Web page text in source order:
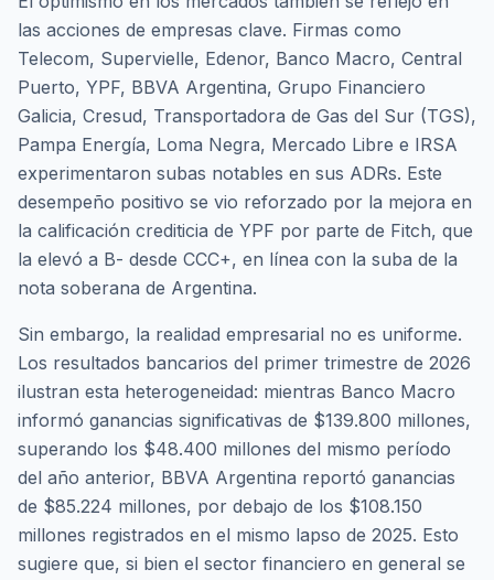
las acciones de empresas clave. Firmas como
Telecom, Supervielle, Edenor, Banco Macro, Central
Puerto, YPF, BBVA Argentina, Grupo Financiero
Galicia, Cresud, Transportadora de Gas del Sur (TGS),
Pampa Energía, Loma Negra, Mercado Libre e IRSA
experimentaron subas notables en sus ADRs. Este
desempeño positivo se vio reforzado por la mejora en
la calificación crediticia de YPF por parte de Fitch, que
la elevó a B- desde CCC+, en línea con la suba de la
nota soberana de Argentina.
Sin embargo, la realidad empresarial no es uniforme.
Los resultados bancarios del primer trimestre de 2026
ilustran esta heterogeneidad: mientras Banco Macro
informó ganancias significativas de $139.800 millones,
superando los $48.400 millones del mismo período
del año anterior, BBVA Argentina reportó ganancias
de $85.224 millones, por debajo de los $108.150
millones registrados en el mismo lapso de 2025. Esto
sugiere que, si bien el sector financiero en general se